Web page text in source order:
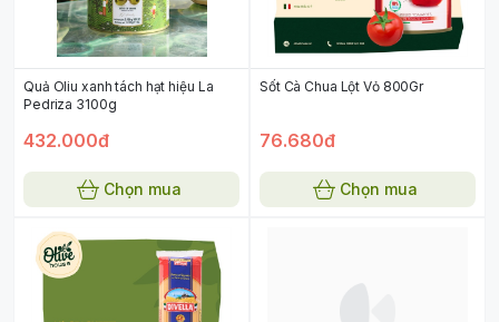
Quả Oliu xanh tách hạt hiệu La
Pedriza 3100g
432.000đ
Chọn mua
Sốt Cà Chua Lột Vỏ 800Gr
76.680đ
Chọn mua